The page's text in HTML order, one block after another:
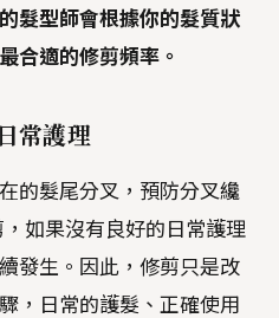
髮型師會根據你的髮質狀
合適的修剪頻率。
常護理
的髮尾分叉，預防分叉纔
如果沒有良好的日常護理
發生。因此，修剪只是改
，日常的護髮、正確使用